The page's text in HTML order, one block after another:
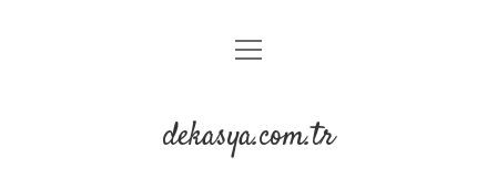
Anasayfa
Yasal Uyarı
menüyü
dekasya.com.tr